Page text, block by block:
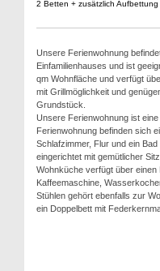
2 Betten + zusätzlich Aufbettung
Unsere Ferienwohnung
Einfamilienhauses und ist
qm Wohnfläche und verfügt
mit Grillmöglichkeit und
Grundstück.
Unsere Ferienwohnung ist
Ferienwohnung befinden sich
Schlafzimmer, Flur und ein
eingerichtet mit gemütlicher
Wohnküche verfügt über einen
Kaffeemaschine,
Stühlen gehört ebenfalls zur
ein Doppelbett mit